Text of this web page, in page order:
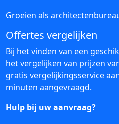
Groeien als
Offertes vergelijken
Bij het vinden van een
het vergelijken van prijzen
gratis vergelijkingsservice
minuten aangevraagd.
Hulp bij uw aanvraag?